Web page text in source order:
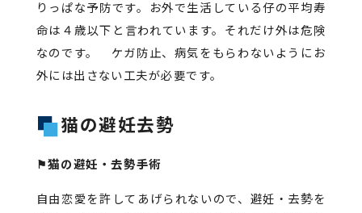
りっぱな予防です。お外で生活している仔の平均寿
命は４歳以下と言われています。それだけ外は危険
なのです。 ケガ防止、病気をもらわないようにお
外には出さない工夫が必要です。
猫の避妊去勢
⚑猫の避妊・去勢手術
自由恋愛を許してあげられないので、避妊・去勢を